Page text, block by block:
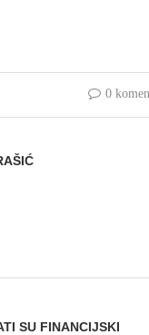
0
SU FINANCIJSKI